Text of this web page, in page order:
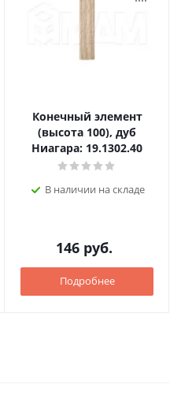
Конечный элемент
(высота 100), дуб
Ниагара: 19.1302.40
В наличии на складе
146 руб.
Подробнее